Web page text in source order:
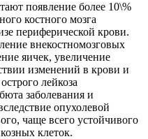
появление более 10\%
костного мозга
периферической крови.
внекостномозговых
яичек, увеличение
изменений в крови и
лейкоза
заболевания и
опухолевой
чаще всего устойчивого
клеток.